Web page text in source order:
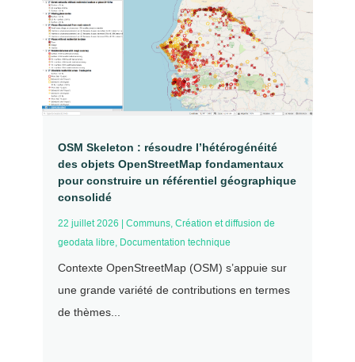
OSM Skeleton : résoudre l’hétérogénéité
des objets OpenStreetMap fondamentaux
pour construire un référentiel géographique
consolidé
22 juillet 2026 Communs, Création et diffusion de
geodata libre, Documentation technique
Contexte OpenStreetMap (OSM) s’appuie sur
une grande variété de contributions en termes
de thèmes...